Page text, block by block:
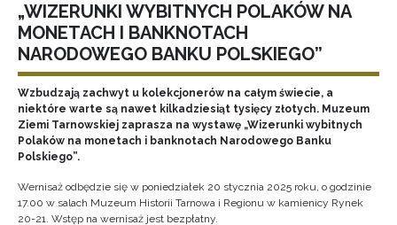
„WIZERUNKI WYBITNYCH POLAKÓW NA
MONETACH I BANKNOTACH
NARODOWEGO BANKU POLSKIEGO”
Wzbudzają zachwyt u kolekcjonerów na całym świecie, a
niektóre warte są nawet kilkadziesiąt tysięcy złotych. Muzeum
Ziemi Tarnowskiej zaprasza na wystawę „Wizerunki wybitnych
Polaków na monetach i banknotach Narodowego Banku
Polskiego”.
Wernisaż odbędzie się w poniedziałek 20 stycznia 2025 roku, o godzinie
17.00 w salach Muzeum Historii Tarnowa i Regionu w kamienicy Rynek
20-21. Wstęp na wernisaż jest bezpłatny.